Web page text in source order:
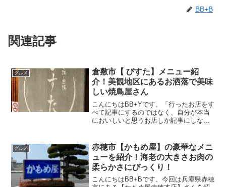
BB+B
関連記事
グルメ
倉敷市【 びすた】メニュー紹
介！美観地区にあるお洒落で美味
しい焼鳥屋さん
こんにちはBB+Yです。「行ったお店をす
べて記事にするのではなく、自分が本当
においしいと思うお店しか記事にしな
したいと思います。【びすた】さんは、
倉敷美観地区にある焼...
グルメ
赤穂市【かもめ屋】の豪華なメニ
ューを紹介！海老の大きさお肉の
柔らかさにびっくり！
こんにちはBB+Bです。今回は兵庫県赤穂